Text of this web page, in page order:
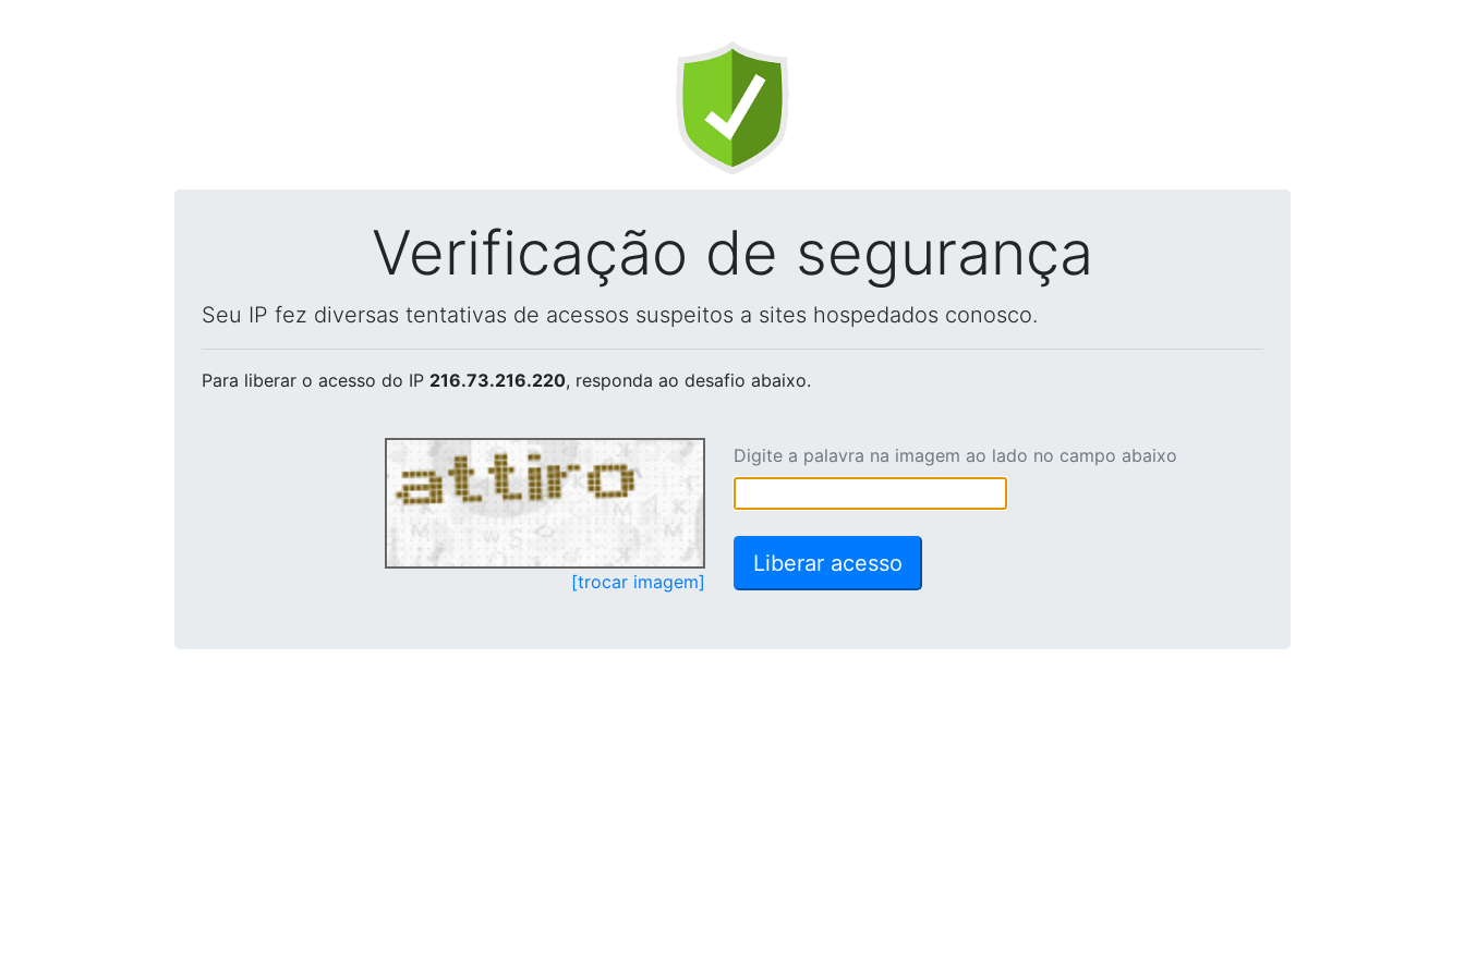
Verificação de segurança
Seu IP fez diversas tentativas de acessos suspeitos a sites hospedados conosco.
Para liberar o acesso do IP 216.73.216.220, responda ao desafio abaixo.
[trocar imagem]
Digite a palavra na imagem ao lado no campo abaixo